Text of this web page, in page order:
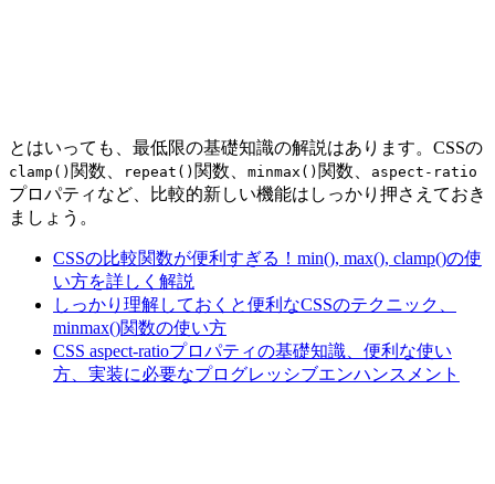
とはいっても、最低限の基礎知識の解説はあります。CSSの
clamp() 関数、 repeat() 関数、 minmax() 関数、 aspect-ratio
プロパティなど、比較的新しい機能はしっかり押さえておき
ましょう。
CSSの比較関数が便利すぎる！min(), max(), clamp()の使
い方を詳しく解説
しっかり理解しておくと便利なCSSのテクニック、
minmax()関数の使い方
CSS aspect-ratioプロパティの基礎知識、便利な使い
方、実装に必要なプログレッシブエンハンスメント